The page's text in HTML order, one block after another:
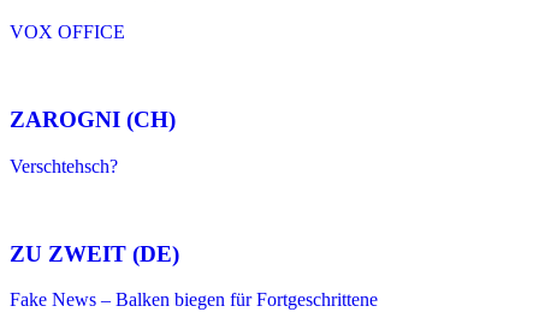
VOX OFFICE
ZAROGNI (CH)
Verschtehsch?
ZU ZWEIT (DE)
Fake News – Balken biegen für Fortgeschrittene